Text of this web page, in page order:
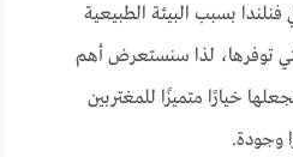
بسبب البيئة الطبيعية
توفرها، لذا سنستعرض أهم
خيارًا متميزًا للمغتربين
وجودة.